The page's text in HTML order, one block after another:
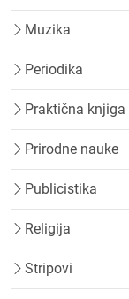
Muzika
Periodika
Praktična knjiga
Prirodne nauke
Publicistika
Religija
Stripovi